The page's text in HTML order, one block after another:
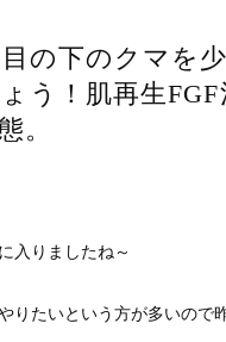
の下のクマを
う！肌再生FGF
。
入りましたね～
りたいという方が多いので